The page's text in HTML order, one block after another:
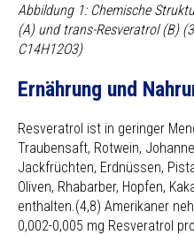
Abbildung 1: Chemische
(A) und trans-Resveratrol (B)
C14H12O3)
Ernährung und
Resveratrol ist in geringer
Traubensaft, Rotwein,
Jackfrüchten, Erdnüssen,
Oliven, Rhabarber, Hopfen,
enthalten.(4,8) Amerikaner
0,002-0,005 mg Resveratrol